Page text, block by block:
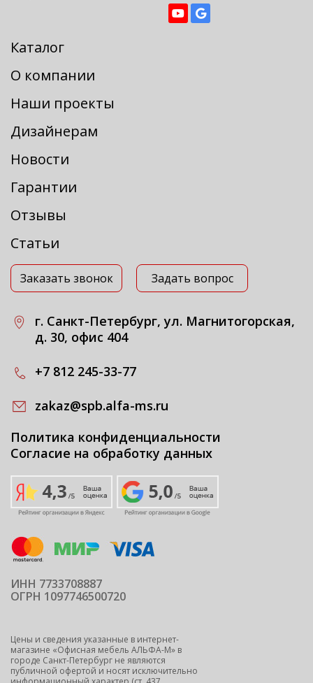
Каталог
О компании
Наши проекты
Дизайнерам
Новости
Гарантии
Отзывы
Статьи
Заказать звонок Задать вопрос
г. Санкт-Петербург, ул. Магнитогорская,
д. 30, офис 404
+7 812 245-33-77
zakaz@spb.alfa-ms.ru
Политика конфиденциальности
Согласие на обработку данных
ИНН 7733708887
ОГРН 1097746500720
Цены и сведения указанные в интернет-
магазине «Офисная мебель АЛЬФА-М» в
городе Санкт-Петербург не являются
публичной офертой и носят исключительно